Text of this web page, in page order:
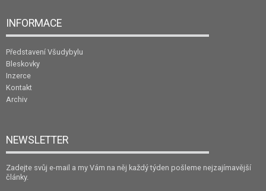
INFORMACE
Představení Všudybylu
Bleskovky
Inzerce
Kontakt
Archiv
NEWSLETTER
Zadejte svůj e-mail a my Vám na něj každý týden pošleme nejzajímavější
články.